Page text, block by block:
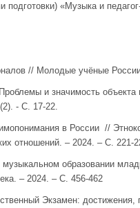
«Музыка и
// Молодые учёные
и значимость объекта
- С. 17-22.
в России //
отношений. – 2024. – С. 221-
образовании
– 2024. – С. 456-462
Экзамен: достижения,